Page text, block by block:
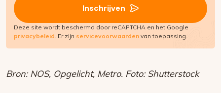
Inschrijven
Deze site wordt beschermd door reCAPTCHA en het Google
privacybeleid. Er zijn servicevoorwaarden van toepassing.
Bron: NOS, Opgelicht, Metro. Foto: Shutterstock